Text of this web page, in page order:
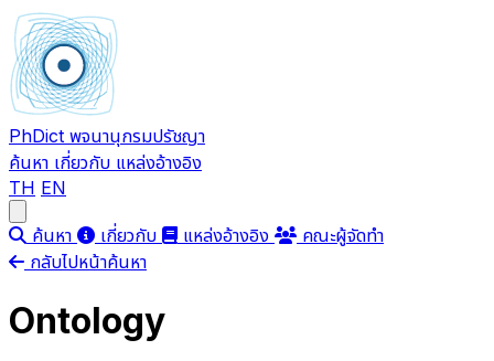
PhDict พจนานุกรมปรัชญา
ค้นหา เกี่ยวกับ แหล่งอ้างอิง
TH EN
ค้นหา เกี่ยวกับ แหล่งอ้างอิง
คณะผู้จัดทำ
กลับไปหน้าค้นหา
Ontology